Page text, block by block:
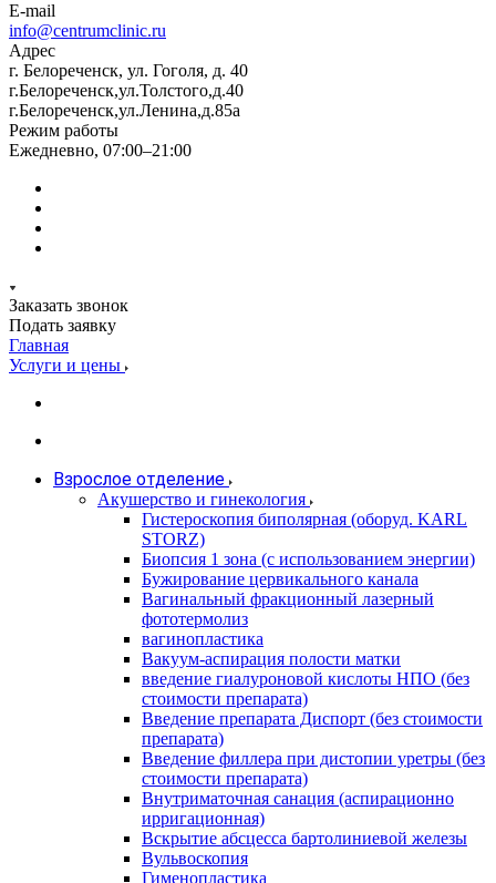
E-mail
info@centrumclinic.ru
Адрес
г. Белореченск, ул. Гоголя, д. 40
г.Белореченск,ул.Толстого,д.40
г.Белореченск,ул.Ленина,д.85а
Режим работы
Ежедневно, 07:00–21:00
Заказать звонок
Подать заявку
Главная
Услуги и цены
Взрослое отделение
Акушерство и гинекология
Гистероскопия биполярная (оборуд. KARL
STORZ)
Биопсия 1 зона (с использованием энергии)
Бужирование цервикального канала
Вагинальный фракционный лазерный
фототермолиз
вагинопластика
Вакуум-аспирация полости матки
введение гиалуроновой кислоты НПО (без
стоимости препарата)
Введение препарата Диспорт (без стоимости
препарата)
Введение филлера при дистопии уретры (без
стоимости препарата)
Внутриматочная санация (аспирационно
ирригационная)
Вскрытие абсцесса бартолиниевой железы
Вульвоскопия
Гименопластика